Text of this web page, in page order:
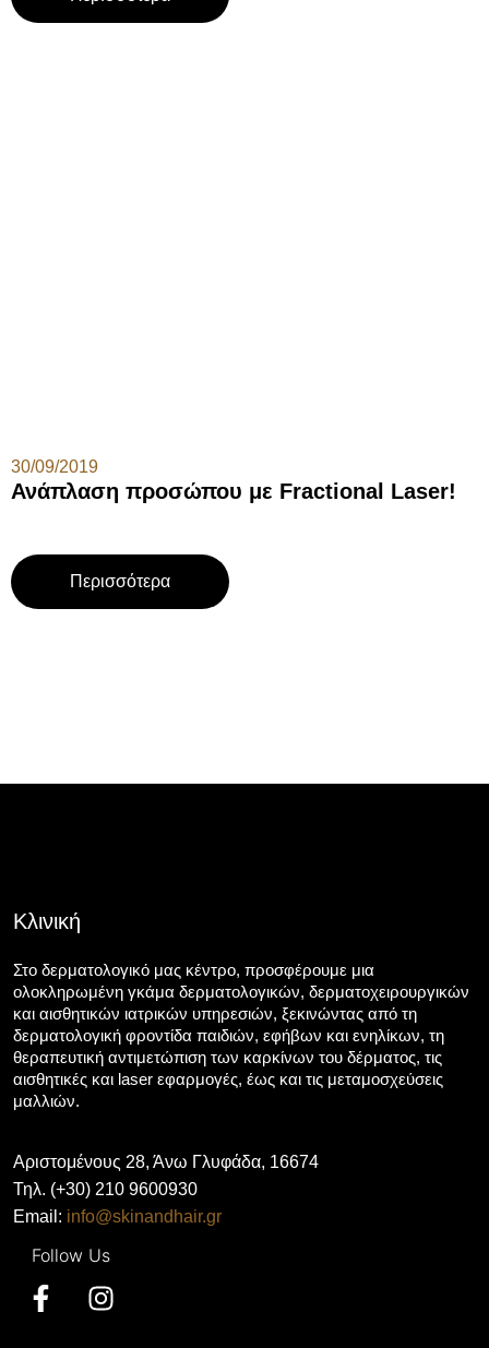
Ανάπλαση προσώπου με Fractional Laser!
30/09/2019
Περισσότερα
Κλινική
Στο δερματολογικό μας κέντρο, προσφέρουμε μια
ολοκληρωμένη γκάμα δερματολογικών, δερματοχειρουργικών
και αισθητικών ιατρικών υπηρεσιών, ξεκινώντας από τη
δερματολογική φροντίδα παιδιών, εφήβων και ενηλίκων, τη
θεραπευτική αντιμετώπιση των καρκίνων του δέρματος, τις
αισθητικές και laser εφαρμογές, έως και τις μεταμοσχεύσεις
μαλλιών.
Αριστομένους 28, Άνω Γλυφάδα, 16674
Τηλ. (+30) 210 9600930
Email: info@skinandhair.gr